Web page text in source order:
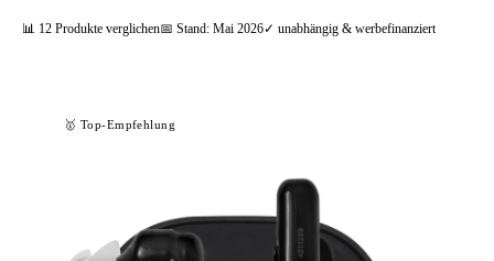
📊 12 Produkte verglichen📅 Stand: Mai 2026✓ unabhängig & werbefinanziert
🥇 Top-Empfehlung